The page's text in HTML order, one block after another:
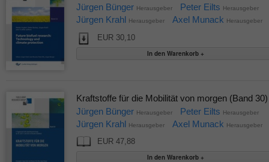
Jürgen Bünger Herausgeber Peter Eilts Herausgeber
Jürgen Krahl Herausgeber Axel Munack Herausgeber
EUR 30,10
Kraftstoffe für die Mobilität von morgen (Band 30)
Jürgen Bünger Herausgeber Peter Eilts Herausgeber
Jürgen Krahl Herausgeber Axel Munack Herausgeber
EUR 47,88